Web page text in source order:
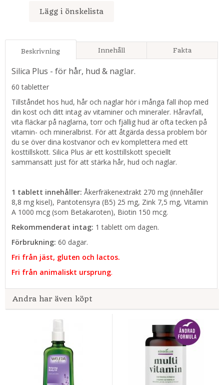
Lägg i önskelista
Beskrivning Innehåll Fakta
Silica Plus - för hår, hud & naglar.
60 tabletter
Tillståndet hos hud, hår och naglar hör i många fall ihop med
din kost och ditt intag av vitaminer och mineraler. Håravfall,
vita fläckar på naglarna, torr och fjällig hud är ofta tecken på
vitamin- och mineralbrist. För att åtgärda dessa problem bör
du se över dina kostvanor och ev komplettera med ett
kosttillskott. Silica Plus är ett kosttillskott speciellt
sammansatt just för att stärka hår, hud och naglar.
1 tablett innehåller: Åkerfräkenextrakt 270 mg (innehåller
8,8 mg kisel), Pantotensyra (B5) 25 mg, Zink 7,5 mg, Vitamin
A 1000 mcg (som Betakaroten), Biotin 150 mcg.
Rekommenderat intag: 1 tablett om dagen.
Förbrukning: 60 dagar.
Fri från jäst, gluten och lactos.
Fri från animaliskt ursprung.
Andra har även köpt